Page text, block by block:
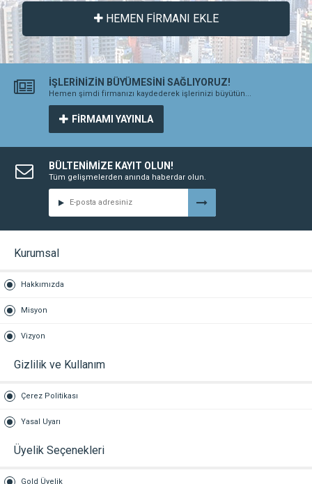
HEMEN FİRMANI EKLE
İŞLERİNİZİN BÜYÜMESİNİ SAĞLIYORUZ!
Hemen şimdi firmanızı kaydederek işlerinizi büyütün...
FİRMAMI YAYINLA
BÜLTENİMİZE KAYIT OLUN!
Tüm gelişmelerden anında haberdar olun.
Kurumsal
Hakkımızda
Misyon
Vizyon
Gizlilik ve Kullanım
Çerez Politikası
Yasal Uyarı
Üyelik Seçenekleri
Gold Üyelik